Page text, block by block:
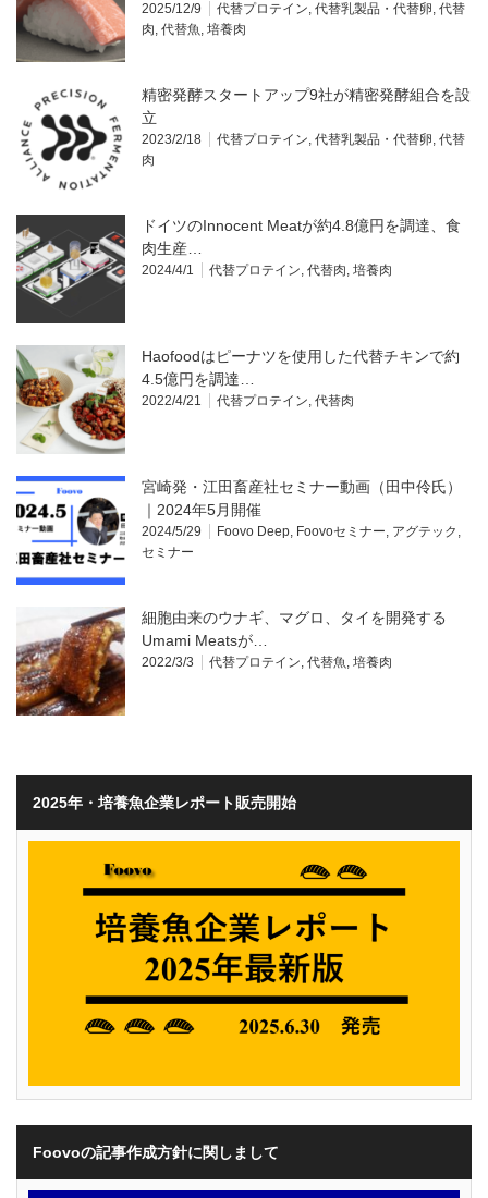
2025/12/9 代替プロテイン, 代替乳製品・代替卵, 代替
肉, 代替魚, 培養肉
精密発酵スタートアップ9社が精密発酵組合を設
立
2023/2/18 代替プロテイン, 代替乳製品・代替卵, 代替
肉
ドイツのInnocent Meatが約4.8億円を調達、食
肉生産…
2024/4/1 代替プロテイン, 代替肉, 培養肉
Haofoodはピーナツを使用した代替チキンで約
4.5億円を調達…
2022/4/21 代替プロテイン, 代替肉
宮崎発・江田畜産社セミナー動画（田中伶氏）
｜2024年5月開催
2024/5/29 Foovo Deep, Foovoセミナー, アグテック ,
セミナー
細胞由来のウナギ、マグロ、タイを開発する
Umami Meatsが…
2022/3/3 代替プロテイン, 代替魚, 培養肉
2025年・培養魚企業レポート販売開始
Foovoの記事作成方針に関しまして